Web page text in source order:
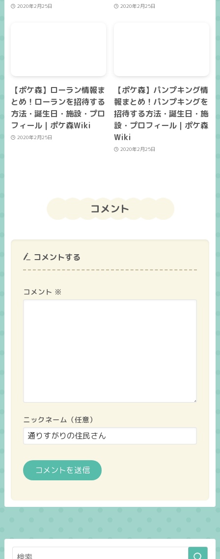
2020年2月25日 2020年2月25日
【ポケ森】ローラン情報ま
とめ！ローランを招待する
方法・誕生日・施設・プロ
フィール｜ポケ森Wiki
2020年2月25日
【ポケ森】パンプキング情
報まとめ！パンプキングを
招待する方法・誕生日・施
設・プロフィール｜ポケ森
Wiki
2020年2月25日
コメント
コメントする
コメント ※
ニックネーム（任意）